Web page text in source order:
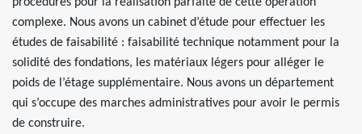
complexe. Nous avons un cabinet d’étude pour effectuer les
études de faisabilité : faisabilité technique notamment pour la
solidité des fondations, les matériaux légers pour alléger le
poids de l’étage supplémentaire. Nous avons un département
qui s’occupe des marches administratives pour avoir le permis
de construire.